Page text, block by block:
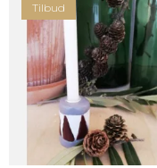
Tilbud